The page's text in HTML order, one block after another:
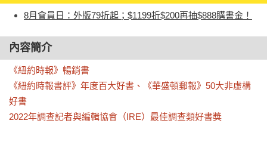
8月會員日：外版79折起；$1199折$200再抽$888購書金！
內容簡介
《紐約時報》暢銷書
《紐約時報書評》年度百大好書、《華盛頓郵報》50大非虛構
好書
2022年調查記者與編輯協會（IRE）最佳調查類好書獎